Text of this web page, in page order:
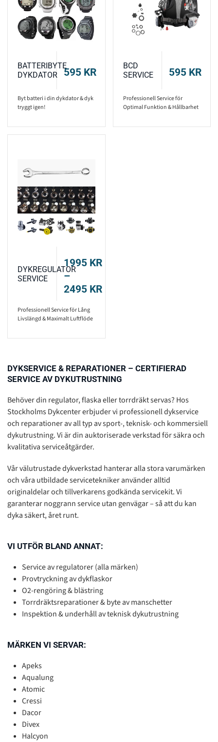
BATTERIBYTE
DYKDATOR
595 KR
Byt batteri i din dykdator & dyk
tryggt igen!
BCD
SERVICE
595 KR
Professionell Service för
Optimal Funktion & Hållbarhet
DYKREGULATOR
SERVICE
1995 KR
–
2495 KRPRISINTERVALL:
Professionell Service för Lång
Livslängd & Maximalt Luftflöde
DYKSERVICE & REPARATIONER – CERTIFIERAD
SERVICE AV DYKUTRUSTNING
Behöver din regulator, flaska eller torrdräkt servas? Hos
Stockholms Dykcenter erbjuder vi professionell dykservice
och reparationer av all typ av sport-, teknisk- och kommersiell
dykutrustning. Vi är din auktoriserade verkstad för säkra och
kvalitativa serviceåtgärder.
Vår välutrustade dykverkstad hanterar alla stora varumärken
och våra utbildade servicetekniker använder alltid
originaldelar och tillverkarens godkända servicekit. Vi
garanterar noggrann service utan genvägar – så att du kan
dyka säkert, året runt.
VI UTFÖR BLAND ANNAT:
Service av regulatorer (alla märken)
Provtryckning av dykflaskor
O2-rengöring & blästring
Torrdräktsreparationer & byte av manschetter
Inspektion & underhåll av teknisk dykutrustning
MÄRKEN VI SERVAR:
Apeks
Aqualung
Atomic
Cressi
Dacor
Divex
Halcyon